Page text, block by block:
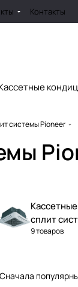
Контакты
системы Pioneer
сплит
9 товаров
Сначала